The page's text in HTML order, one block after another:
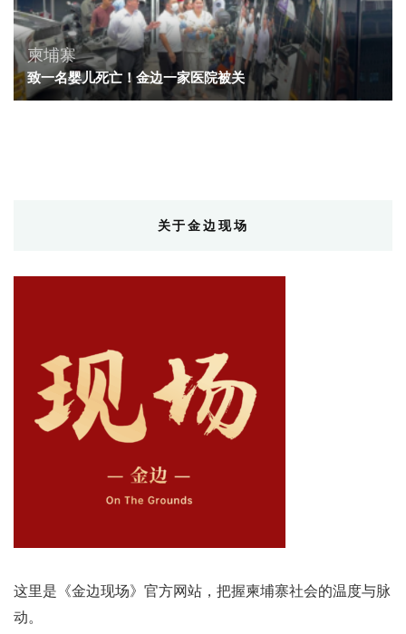
柬埔寨
致一名婴儿死亡！金边一家医院被关
关于金边现场
这里是《金边现场》官方网站，把握柬埔寨社会的温度与脉
动。